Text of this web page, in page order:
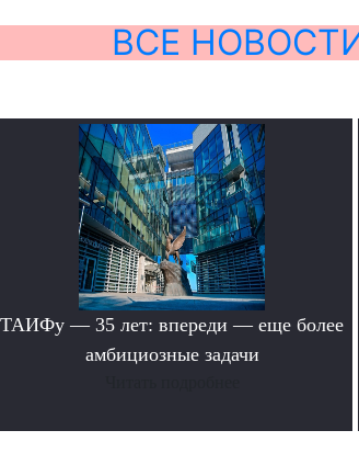
ВСЕ
ТАИФу — 35 лет: впереди — еще более
амбициозные задачи